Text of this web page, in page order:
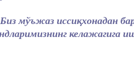
мўъжаз иссиқхонадан
келажагига